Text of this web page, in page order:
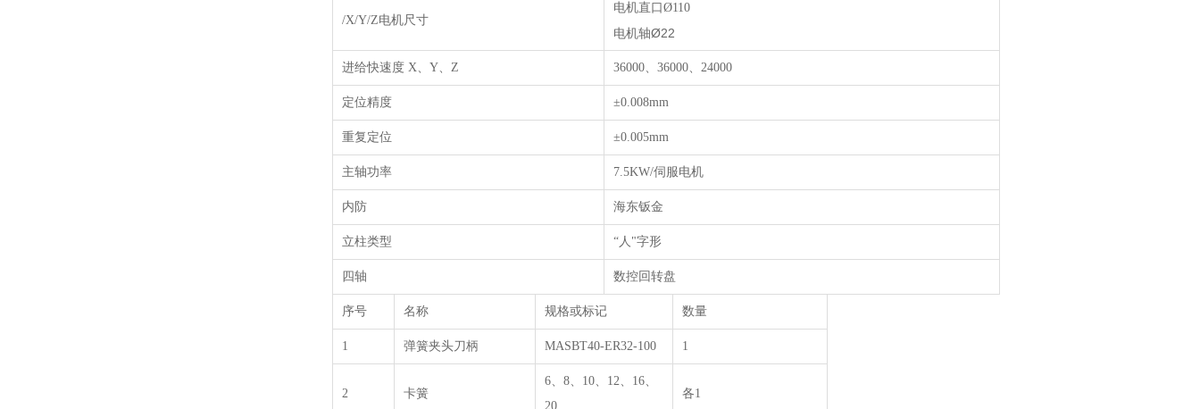
/X/Y/Z电机尺寸
电机直口 Ø110
电机轴Ø22
进给快速度 X、 Y、 Z 36000、 36000、 24000
定位精度 ±0.008mm
重复定位 ±0.005mm
主轴功率 7.5KW/伺服电机
内防 海东钣金
立柱类型 “人 "字形
四轴 数控回转盘
序号 名称 规格或标记 数量
1 弹簧夹头刀柄 MASBT40-ER32-100 1
2 卡簧
6、 8、 10、 12、 16、
20
各1